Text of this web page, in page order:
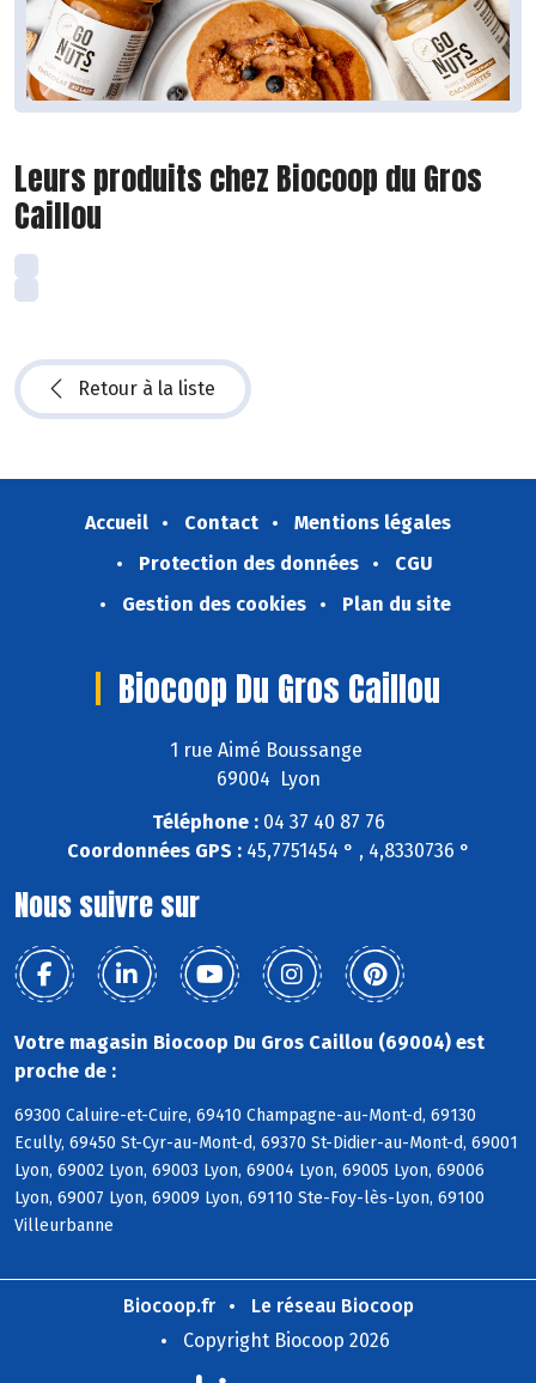
Leurs produits chez Biocoop du Gros
Caillou
Retour à la liste
Accueil Contact
Mentions légales
Protection des données
CGU
Gestion des cookies
Plan du site
Biocoop Du Gros Caillou
1 rue Aimé Boussange
69004 Lyon
Téléphone :04 37 40 87 76
Coordonnées GPS :45,7751454 ° , 4,8330736 °
Nous suivre sur
Votre magasin Biocoop Du Gros Caillou (69004) est
proche de :
69300 Caluire-et-Cuire, 69410 Champagne-au-Mont-d, 69130
Ecully, 69450 St-Cyr-au-Mont-d, 69370 St-Didier-au-Mont-d, 69001
Lyon, 69002 Lyon, 69003 Lyon, 69004 Lyon, 69005 Lyon, 69006
Lyon, 69007 Lyon, 69009 Lyon, 69110 Ste-Foy-lès-Lyon, 69100
Villeurbanne
Biocoop.fr
Le réseau Biocoop
Copyright Biocoop 2026